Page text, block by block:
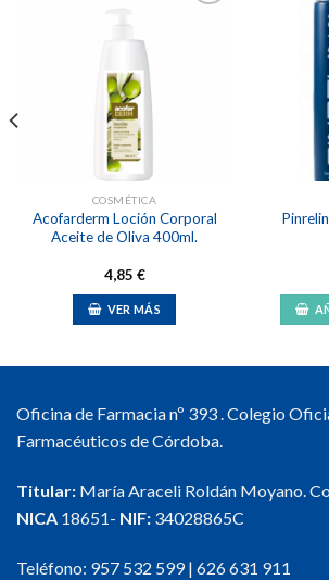
COSMÉTICA
Acofarderm Loción Corporal
Aceite de Oliva 400ml.
4,85 €
VER MÁS
Oficina de Farmacia nº 393 . Colegio
Farmacéuticos de Córdoba.
Titular: María Araceli Roldán Moyano.
NICA 18651- NIF: 34028865C
Teléfono: 957 532 599| 626 631 911